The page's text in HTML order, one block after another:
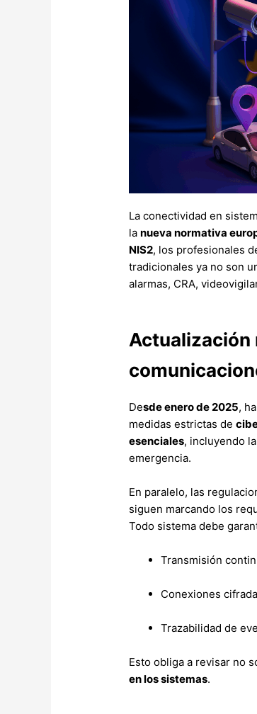
La conectividad en
lanueva normativa
NIS2, los profesionales
tradicionales ya no son
alarmas, CRA,
Actualización
Desde enero de 2025,
medidas estrictas de
esenciales, incluyendo
emergencia.
En paralelo, las
siguen marcando los
Todo sistema debe
Transmisión
Conexiones
Trazabilidad de
Esto obliga a revisar no
en los sistemas.